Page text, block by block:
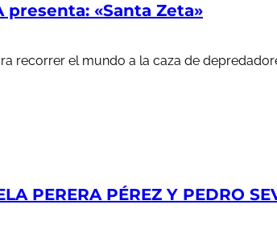
presenta: «Santa Zeta»
recorrer el mundo a la caza de
PERERA PÉREZ Y PEDRO